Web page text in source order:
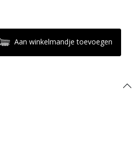
Aan winkelmandje toevoegen